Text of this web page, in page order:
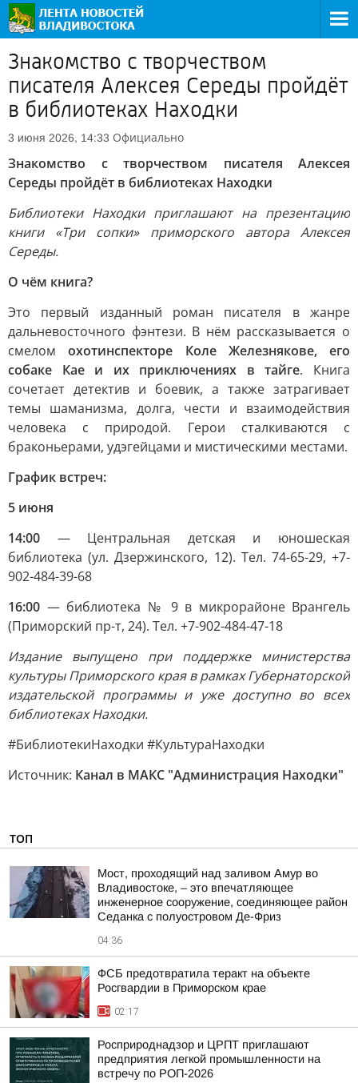
Знакомство с творчеством
писателя Алексея Середы пройдёт
в библиотеках Находки
3 июня 2026, 14:33 Официально
Знакомство с творчеством писателя Алексея
Середы пройдёт в библиотеках Находки
Библиотеки Находки приглашают на презентацию
книги «Три сопки» приморского автора Алексея
Середы.
О чём книга?
Это первый изданный роман писателя в жанре
дальневосточного фэнтези. В нём рассказывается о
смеломохотинспекторе Коле Железнякове, его
собаке Кае и их приключениях в тайге. Книга
сочетает детектив и боевик, а также затрагивает
темы шаманизма, долга, чести и взаимодействия
человека с природой. Герои сталкиваются с
браконьерами, удэгейцами и мистическими местами.
График встреч:
5 июня
14:00 — Центральная детская и юношеская
библиотека (ул. Дзержинского, 12). Тел. 74-65-29, +7-
902-484-39-68
16:00 — библиотека № 9 в микрорайоне Врангель
(Приморский пр-т, 24). Тел. +7-902-484-47-18
Издание выпущено при поддержке министерства
культуры Приморского края в рамках Губернаторской
издательской программы и уже доступно во всех
библиотеках Находки.
#БиблиотекиНаходки #КультураНаходки
Источник: Канал в МАКС "Администрация Находки"
ТОП
Мост, проходящий над заливом Амур во
Владивостоке, – это впечатляющее
инженерное сооружение, соединяющее район
Седанка с полуостровом Де-Фриз
04:36
ФСБ предотвратила теракт на объекте
Росгвардии в Приморском крае
02:17
Росприроднадзор и ЦРПТ приглашают
предприятия легкой промышленности на
встречу по РОП-2026